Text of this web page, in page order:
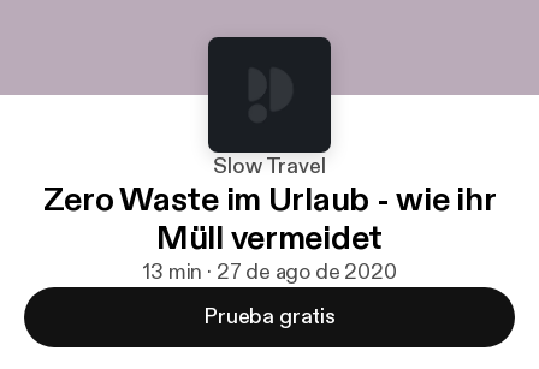
Slow Travel
Zero Waste im Urlaub - wie ihr
Müll vermeidet
13 min · 27 de ago de 2020
Prueba gratis